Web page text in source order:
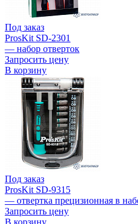
Под заказ
ProsKit SD-2301
— набор отверток
Запросить цену
В корзину
Под заказ
ProsKit SD-9315
— отвертка прецизионная в
Запросить цену